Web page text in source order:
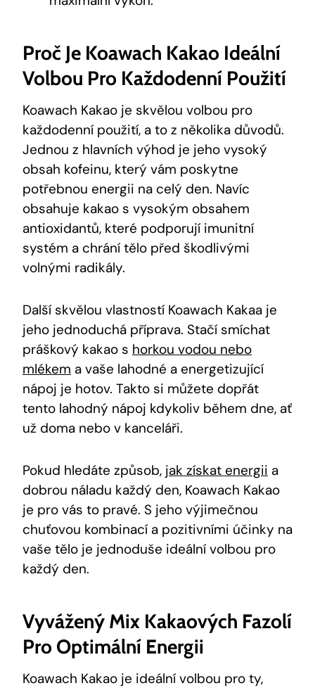
Proč Je Koawach Kakao Ideální
Volbou ⁢pro Každodenní Použití
Koawach Kakao ‍je skvělou volbou pro
každodenní použití, a to z několika důvodů.
Jednou z hlavních výhod je jeho vysoký
‍obsah kofeinu, který vám poskytne
potřebnou energii ‍na celý den. Navíc​
obsahuje kakao s vysokým ⁤obsahem
antioxidantů, které podporují imunitní
systém a⁤ chrání tělo před škodlivými‌
volnými ​radikály.
Další skvělou vlastností Koawach Kakaa⁣ je
jeho jednoduchá‍ příprava. ​Stačí smíchat
práškový kakao s ⁣ horkou vodou nebo
mlékem a vaše ‍lahodné ‍a energetizující
‌nápoj ⁢je hotov. Takto si můžete dopřát
tento lahodný nápoj kdykoliv během dne, ať⁢
už ⁣doma nebo v ‌kanceláři.
Pokud ​hledáte způsob, jak získat energii a
dobrou náladu každý den, Koawach Kakao
je pro vás⁢ to pravé. S ‍jeho výjimečnou
chuťovou kombinací a pozitivními účinky ⁣na
vaše tělo je jednoduše ideální volbou​ pro
každý den.
Vyvážený ‌mix Kakaových Fazolí⁢
Pro Optimální Energii
Koawach Kakao je ideální volbou ⁣pro ty,